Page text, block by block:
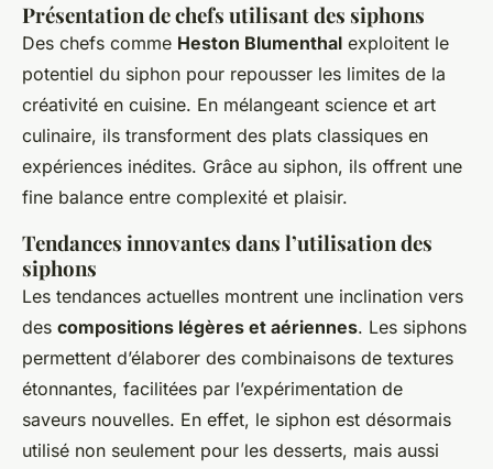
Présentation de chefs utilisant des siphons
Des chefs comme Heston Blumenthal exploitent le
potentiel du siphon pour repousser les limites de la
créativité en cuisine. En mélangeant science et art
culinaire, ils transforment des plats classiques en
expériences inédites. Grâce au siphon, ils offrent une
fine balance entre complexité et plaisir.
Tendances innovantes dans l’utilisation des
siphons
Les tendances actuelles montrent une inclination vers
des compositions légères et aériennes. Les siphons
permettent d’élaborer des combinaisons de textures
étonnantes, facilitées par l’expérimentation de
saveurs nouvelles. En effet, le siphon est désormais
utilisé non seulement pour les desserts, mais aussi